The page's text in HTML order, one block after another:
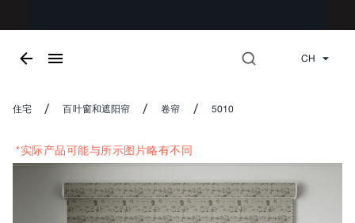
CH
住宅 / 百叶窗和遮阳帘 / 卷帘 / 5010
*实际产品可能与所示图片略有不同